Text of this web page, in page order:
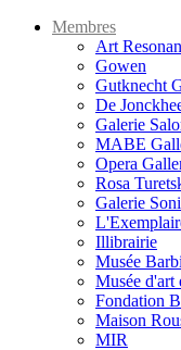
Membres
Art
Gowen
Gutknecht
De
Galerie
MABE
Opera
Rosa
Galerie
Illibrairie
Musée
Musée d'art
Fondation
Maison
MIR